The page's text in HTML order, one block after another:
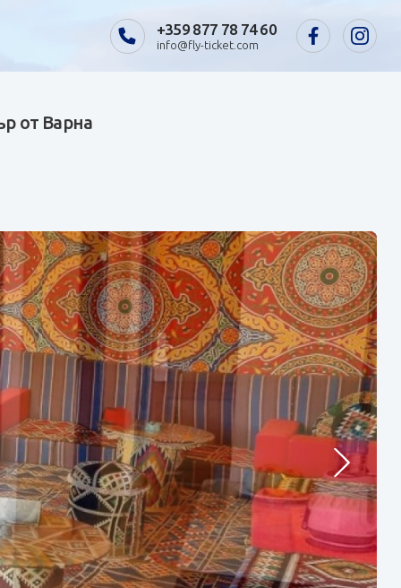
+359 877 78 74 60
info@fly-ticket.com
от Варна